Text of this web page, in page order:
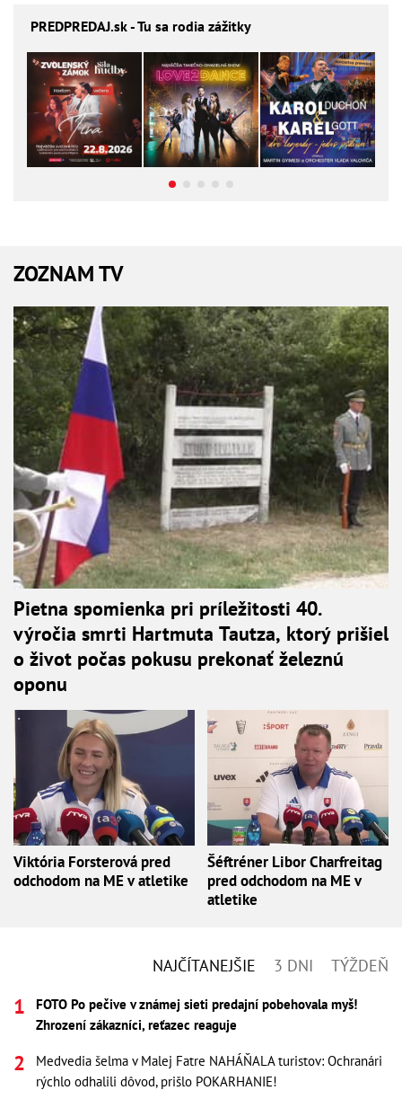
PREDPREDAJ.sk - Tu sa rodia zážitky
ZOZNAM TV
Pietna spomienka pri príležitosti 40.
výročia smrti Hartmuta Tautza, ktorý prišiel
o život počas pokusu prekonať železnú
oponu
Viktória Forsterová pred
odchodom na ME v atletike
Šéftréner Libor Charfreitag
pred odchodom na ME v
atletike
NAJČÍTANEJŠIE 3 DNI TÝŽDEŇ
FOTO Po pečive v známej sieti predajní pobehovala myš!
Zhrození zákazníci, reťazec reaguje
Medvedia šelma v Malej Fatre NAHÁŇALA turistov: Ochranári
rýchlo odhalili dôvod, prišlo POKARHANIE!